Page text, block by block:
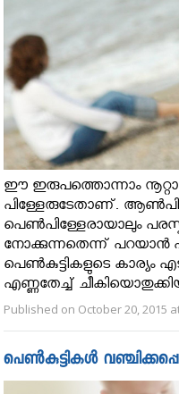
ഈ ഇരുപത്തൊന്നാം
പിള്ളേരുടേതാണ്.
പെണ്‍പിള്ളേരായാലും
നോക്കുന്നതെന്ന് പറയാന്‍
പെണ്‍കുട്ടികളുടെ
എണ്ണതേച്ച്
Published on October 20, 2015
പെണ്‍കുട്ടികള്‍